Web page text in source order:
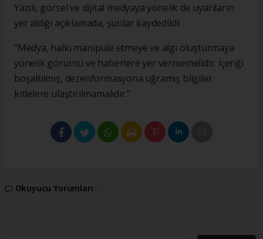
Yazılı, görsel ve dijital medyaya yönelik de uyarıların
yer aldığı açıklamada, şunlar kaydedildi:
"Medya, halkı manipüle etmeye ve algı oluşturmaya
yönelik görüntü ve haberlere yer vermemelidir. İçeriği
boşaltılmış, dezenformasyona uğramış bilgiler
kitlelere ulaştırılmamalıdır."
Okuyucu Yorumları